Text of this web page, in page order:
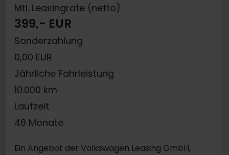
Mtl. Leasingrate (netto)
399,- EUR
Sonderzahlung
0,00 EUR
Jährliche Fahrleistung
10.000 km
Laufzeit
48 Monate
Ein Angebot der Volkswagen Leasing GmbH,